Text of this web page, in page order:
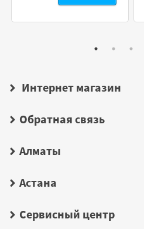
Интернет магазин
Обратная связь
Алматы
Астана
Сервисный центр